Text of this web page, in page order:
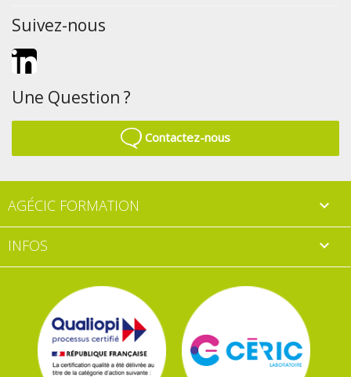
Suivez-nous
Une Question ?
Contactez-nous
AGÉCIC FORMATION 
INFOS 